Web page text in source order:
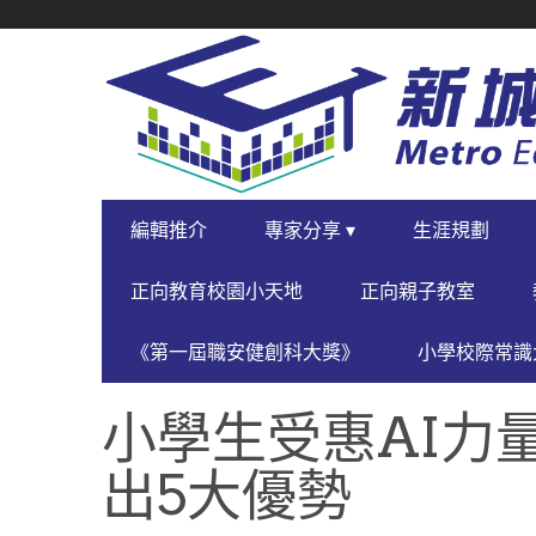
NAVIGATION
PRIMARY
NAVIGATION
編輯推介 專家分享 ▾ 生涯規劃
正向教育校園小天地 正向親子教室
《第一屆職安健創科大獎》 小學校際常
小學生受惠AI力
出5大優勢